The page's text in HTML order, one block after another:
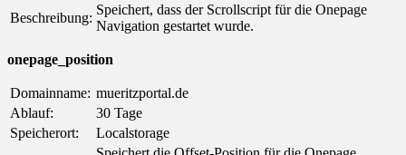
Beschreibung:
Speichert, dass der Scrollscript für die Onepage
Navigation gestartet wurde.
onepage_position
Domainname: mueritzportal.de
Ablauf:
30 Tage
Speicherort:
Localstorage